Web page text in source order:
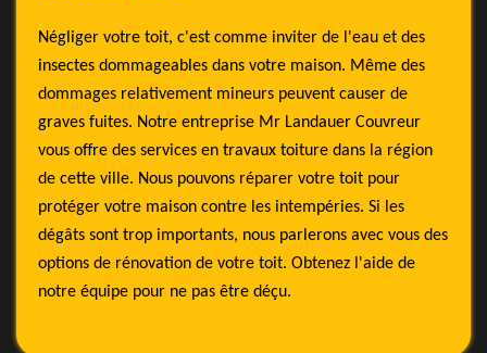
Négliger votre toit, c'est comme inviter de l'eau et des
insectes dommageables dans votre maison. Même des
dommages relativement mineurs peuvent causer de
graves fuites. Notre entreprise Mr Landauer Couvreur
vous offre des services en travaux toiture dans la région
de cette ville. Nous pouvons réparer votre toit pour
protéger votre maison contre les intempéries. Si les
dégâts sont trop importants, nous parlerons avec vous des
options de rénovation de votre toit. Obtenez l'aide de
notre équipe pour ne pas être déçu.